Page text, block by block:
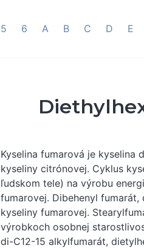
5 6 A B C D E
Kyselina fumarová je
kyseliny citrónovej. Cyklus
ľudskom tele) na výrobu
fumarovej. Dibehenyl
kyseliny fumarovej.
výrobkoch osobnej
di-C12-15 alkylfumarát,